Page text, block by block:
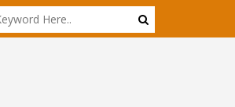
Akademisi UI dan ITB Menyoroti Tata Kelola